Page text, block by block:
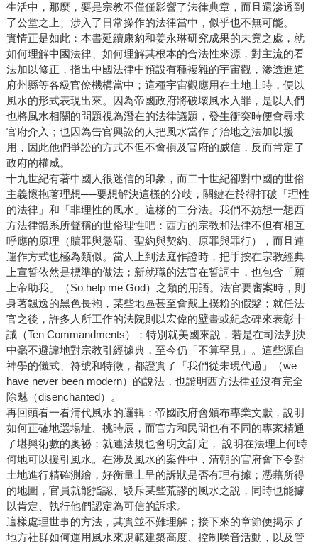
生活中，那麼，要是宗教不僅僅影響了法律典章，而且還滲透到
了公堂之上、涉入了日常操作的法律當中，似乎也不無可能。
實情正是如此：本書延續康豹和姜永琳研究成果的未竟之處，就
如何理解中國法律、如何理解其根本的合法性來源，對主流的看
法加以修正，指出中國法律中預設有種複雜的宇宙觀，滲透進道
府州縣等各級官僚機構當中；這種宇宙觀應用在土地上時，便以
風水的形式表現出來。因為帝國政府將破壞風水入罪，是以人們
也將風水相關的問題視為潛在的法律議題，發生衝突時便會尋求
官府介入；也因為告官興訟的人把風水當作了治地之法加以援
用，因此他們爭訟的方式不但不會損及官府的威信，反而肯定了
政府的權威。
十九世紀有著中國人很迷信的印象，而二十世紀卻對中國的世俗
主義懷抱著理想──要想解決這樣的分歧，關鍵在於得打破「理性
的法律」和「非理性的風水」這樣的二分法。我們不妨想一想西
方法律體系所聲稱的世俗理性吧：西方的宗教和法律不但有相互
呼應的原理（贖罪與懲罰、聖約與契約、原罪與罪行），而且連
運作方式也極為類似。當人上到法庭作證時，把手按在宗教經典
上宣誓依然是標準的做法；新就職的法官在誓詞中，也包含「願
上帝助我」（So help me God）之類的用語。法官要審案時，則
身著飄逸的黑色長袍，某些地區甚至會戴上撲粉的假髮；就任法
官之後，許多人所工作的法院則以宏偉的壁畫或紀念碑來表彰十
誡（Ten Commandments）；特別就美國來說，若是在司法判決
中毫不避諱地對宗教引經據典，至今仍「不算罕見」。這些源自
神學的儀式、符號和特徵，都證實了「我們從未現代過」（we
have never been modern）的說法，也證明西方法律並沒有完全
除魅（disenchanted）。
再回頭看一看清代風水的邏輯：帝國政府會頒布專業文獻，說明
如何正確地選場址、挑時辰，而官方和民間也有不同的專家精通
了堪輿術數的奧祕；就連法規也會明文訂定， 說明在法理上何時
何地可以援引風水。在涉及風水的案件中，清朝的官府會下令對
土地進行精確測繪，好衡量上呈的訴狀是否有理有據；憑藉所得
的地圖，官員就能指認、駁斥某些荒謬的風水之說，同時也能據
以肯定、執行他們認定為可信的訴求。
這樣處理世事的方法，其實並不難理解；接下來的章節便揭示了
地方社群如何運用風水來規範建築高度、控制噪音活動，以及管